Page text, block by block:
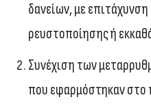
δανείων, με
ρευστοποίησης ή
Συνέχιση των
που εφαρμόστηκαν στο